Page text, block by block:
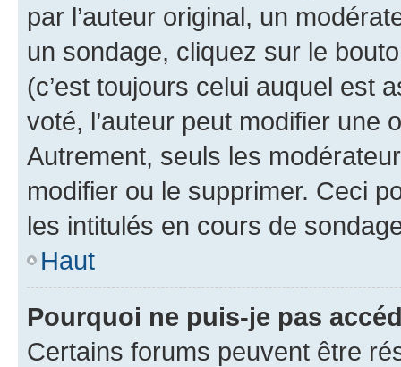
par l’auteur original, un
un sondage, cliquez sur le
(c’est toujours celui auquel est
voté, l’auteur peut modifier une
Autrement, seuls les
modifier ou le supprimer. Ceci
les intitulés en cours de
Haut
Pourquoi ne puis-je pas
Certains forums peuvent être